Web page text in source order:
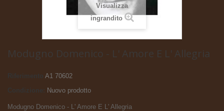
Visualizza
ingrandito
Modugno Domenico - L' Amore E L' Allegria
Riferimento
A1 70602
Nuovo prodotto
Modugno Domenico - L' Amore E L' Allegria